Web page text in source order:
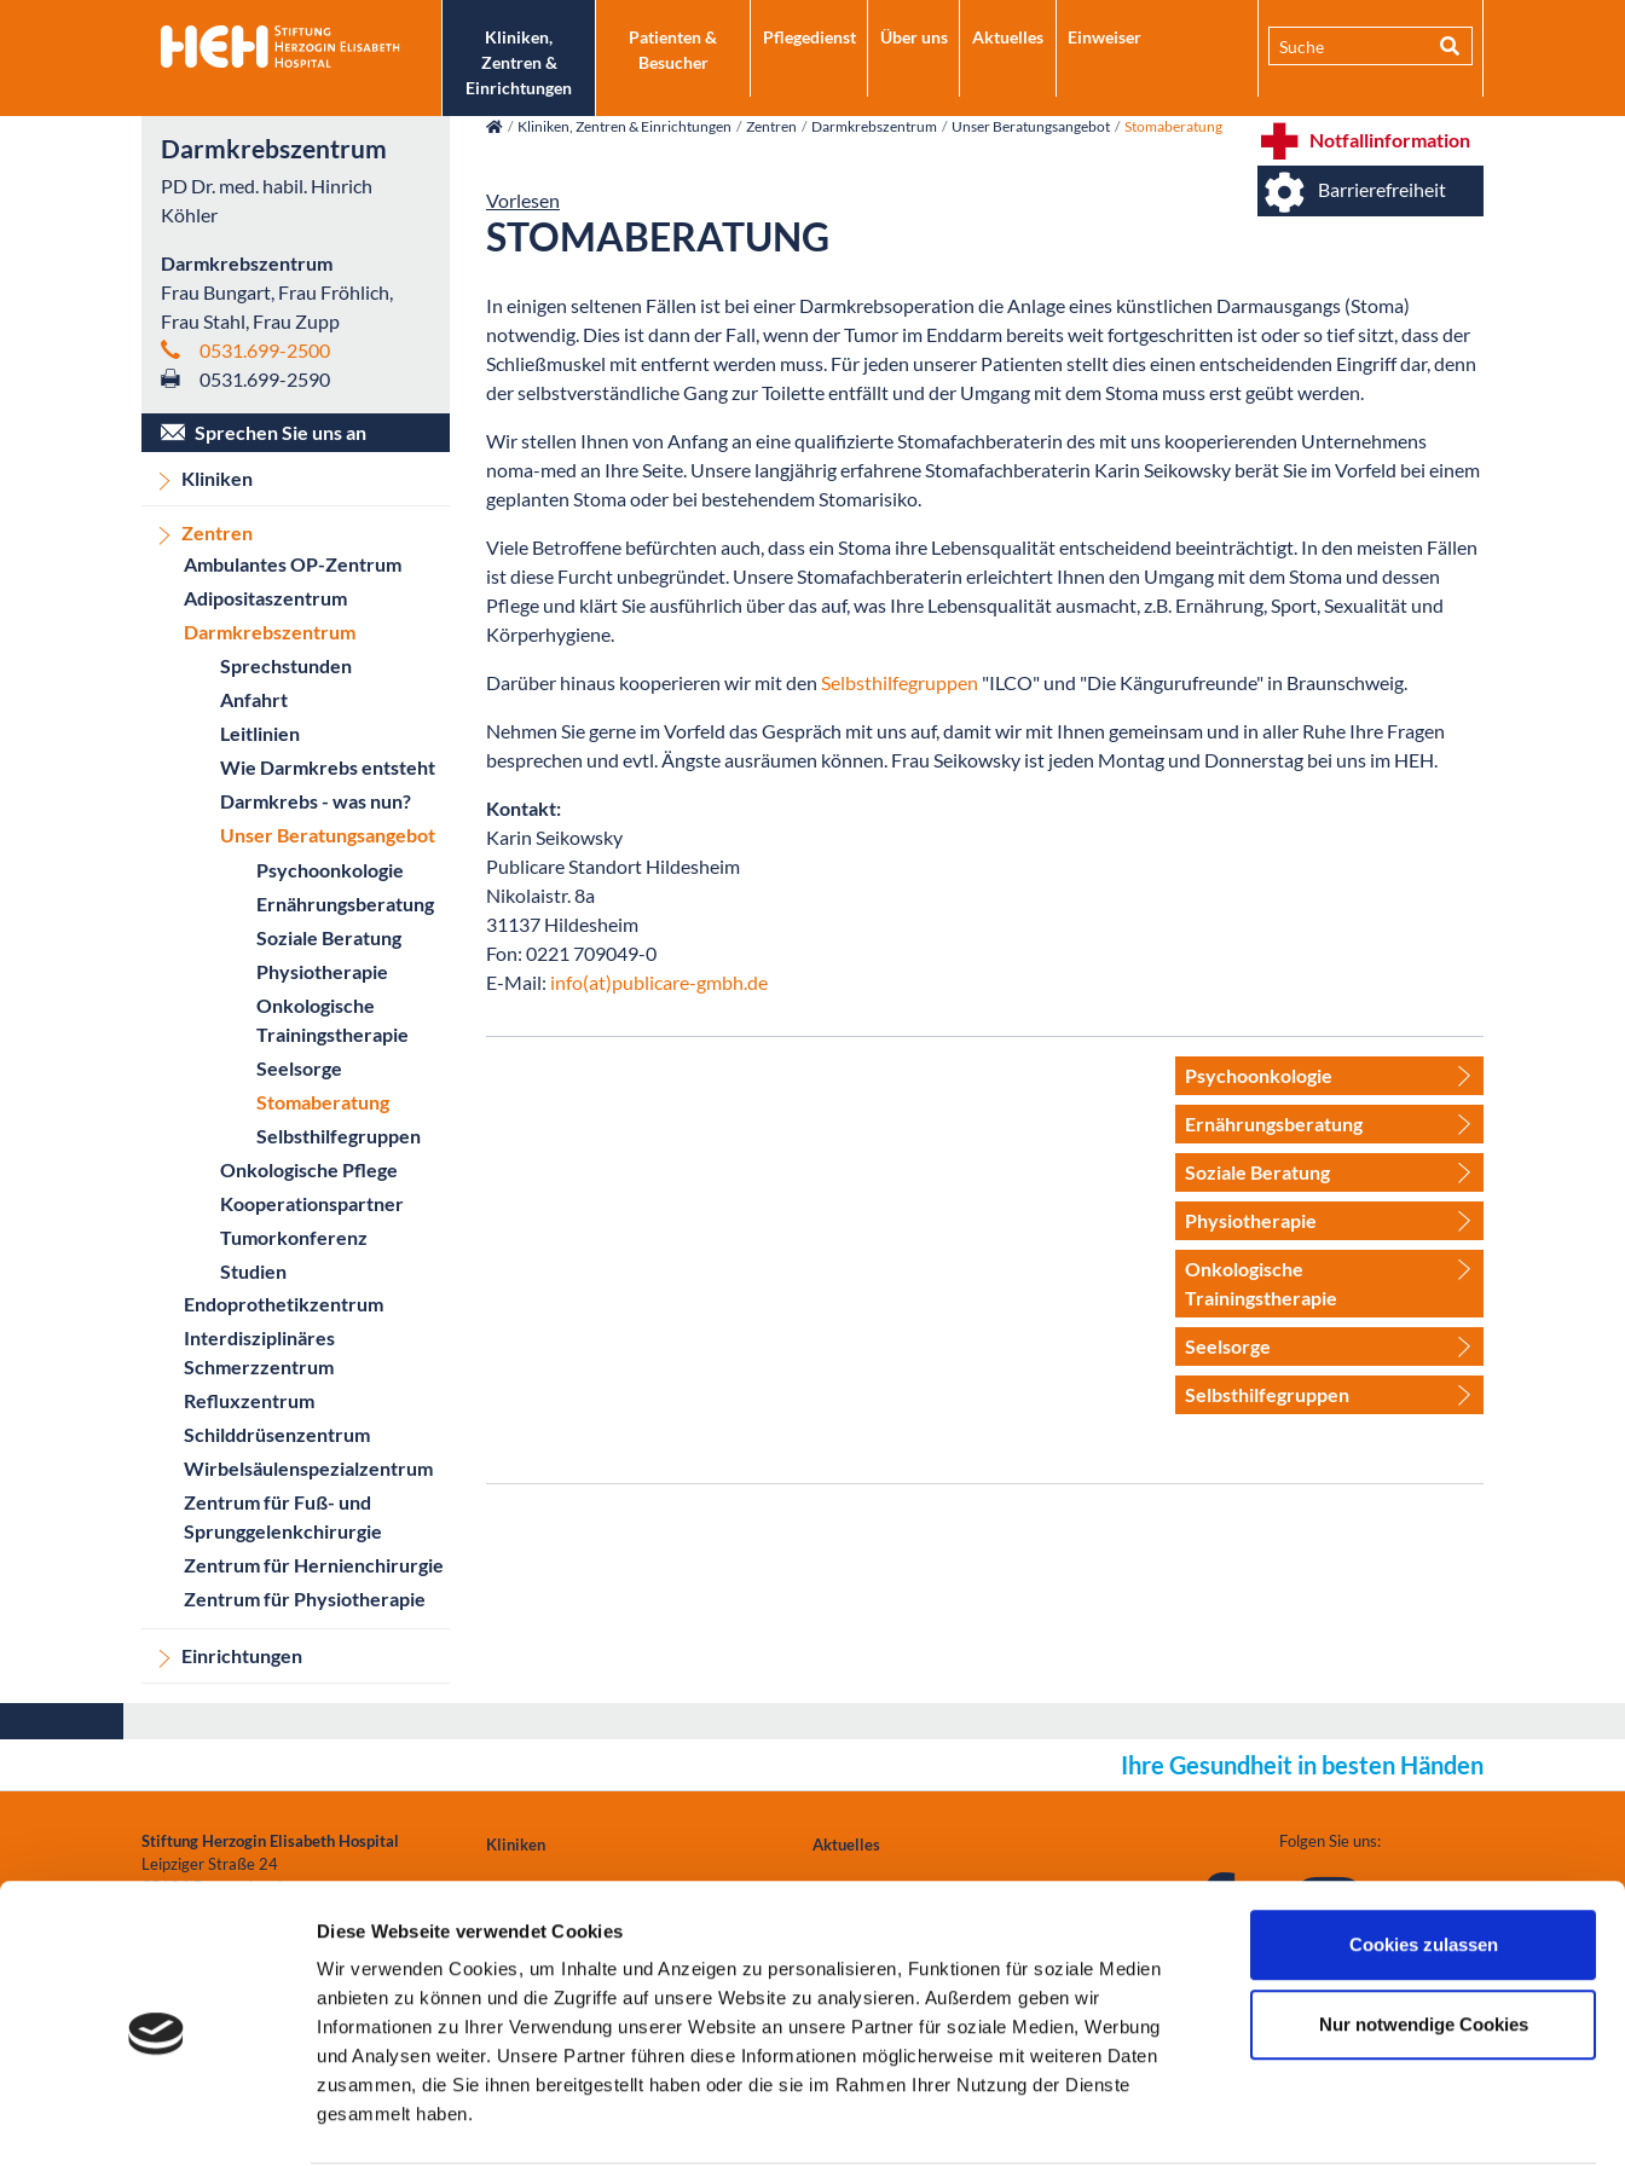
Diese Webseite verwendet Cookies
Wir verwenden Cookies, um Inhalte und Anzeigen zu personalisieren, Funktionen für soziale Medien
anbieten zu können und die Zugriffe auf unsere Website zu analysieren. Außerdem geben wir
Informationen zu Ihrer Verwendung unserer Website an unsere Partner für soziale Medien, Werbung
und Analysen weiter. Unsere Partner führen diese Informationen möglicherweise mit weiteren Daten
zusammen, die Sie ihnen bereitgestellt haben oder die sie im Rahmen Ihrer Nutzung der Dienste
gesammelt haben.
Cookies zulassen
Nur notwendige Cookies
Kliniken,
Zentren &
Einrichtungen
Patienten &
Besucher
Pflegedienst Über uns Aktuelles Einweiser
Notfallinformation
Barrierefreiheit
Darmkrebszentrum
PD Dr. med. habil. Hinrich
Köhler
Darmkrebszentrum
Frau Bungart, Frau Fröhlich,
Frau Stahl, Frau Zupp
0531.699-2500
0531.699-2590
Sprechen Sie uns an
Kliniken
Zentren
Ambulantes OP-Zentrum
Adipositaszentrum
Darmkrebszentrum
Sprechstunden
Anfahrt
Leitlinien
Wie Darmkrebs entsteht
Darmkrebs - was nun?
Unser Beratungsangebot
Psychoonkologie
Ernährungsberatung
Soziale Beratung
Physiotherapie
Onkologische
Trainingstherapie
Seelsorge
Stomaberatung
Selbsthilfegruppen
Onkologische Pflege
Kooperationspartner
Tumorkonferenz
Studien
Endoprothetikzentrum
Interdisziplinäres
Schmerzzentrum
Refluxzentrum
Schilddrüsenzentrum
Wirbelsäulenspezialzentrum
Zentrum für Fuß- und
Sprunggelenkchirurgie
Zentrum für Hernienchirurgie
Zentrum für Physiotherapie
Einrichtungen
Kliniken, Zentren & Einrichtungen Zentren Darmkrebszentrum Unser Beratungsangebot Stomaberatung
Vorlesen
STOMABERATUNG
In einigen seltenen Fällen ist bei einer Darmkrebsoperation die Anlage eines künstlichen Darmausgangs (Stoma)
notwendig. Dies ist dann der Fall, wenn der Tumor im Enddarm bereits weit fortgeschritten ist oder so tief sitzt, dass der
Schließmuskel mit entfernt werden muss. Für jeden unserer Patienten stellt dies einen entscheidenden Eingriff dar, denn
der selbstverständliche Gang zur Toilette entfällt und der Umgang mit dem Stoma muss erst geübt werden.
Wir stellen Ihnen von Anfang an eine qualifizierte Stomafachberaterin des mit uns kooperierenden Unternehmens
noma-med an Ihre Seite. Unsere langjährig erfahrene Stomafachberaterin Karin Seikowsky berät Sie im Vorfeld bei einem
geplanten Stoma oder bei bestehendem Stomarisiko.
Viele Betroffene befürchten auch, dass ein Stoma ihre Lebensqualität entscheidend beeinträchtigt. In den meisten Fällen
ist diese Furcht unbegründet. Unsere Stomafachberaterin erleichtert Ihnen den Umgang mit dem Stoma und dessen
Pflege und klärt Sie ausführlich über das auf, was Ihre Lebensqualität ausmacht, z.B. Ernährung, Sport, Sexualität und
Körperhygiene.
Darüber hinaus kooperieren wir mit den Selbsthilfegruppen "ILCO" und "Die Kängurufreunde" in Braunschweig.
Nehmen Sie gerne im Vorfeld das Gespräch mit uns auf, damit wir mit Ihnen gemeinsam und in aller Ruhe Ihre Fragen
besprechen und evtl. Ängste ausräumen können. Frau Seikowsky ist jeden Montag und Donnerstag bei uns im HEH.
Kontakt:
Karin Seikowsky
Publicare Standort Hildesheim
Nikolaistr. 8a
31137 Hildesheim
Fon: 0221 709049-0
E-Mail: info(at)publicare-gmbh.de
Psychoonkologie
Ernährungsberatung
Soziale Beratung
Physiotherapie
Onkologische
Trainingstherapie
Seelsorge
Selbsthilfegruppen
Ihre Gesundheit in besten Händen
Stiftung Herzogin Elisabeth Hospital
Leipziger Straße 24
38124 Braunschweig
Kliniken Aktuelles
Einrichtungen Anfahrt
Pflege Kontakt
Folgen Sie uns: